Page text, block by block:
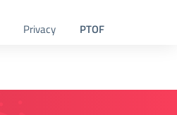
Privacy PTOF